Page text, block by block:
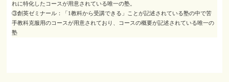
れに特化したコースが用意されている唯一の塾。
③創英ゼミナール：「1教科から受講できる」ことが記述されている塾の中で苦
手教科克服用のコースが用意されており、コースの概要が記述されている唯一の
塾